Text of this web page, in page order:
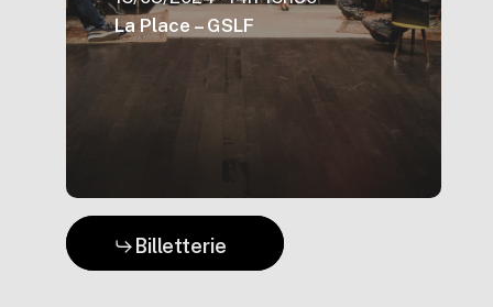
La Place – GSLF
Billetterie